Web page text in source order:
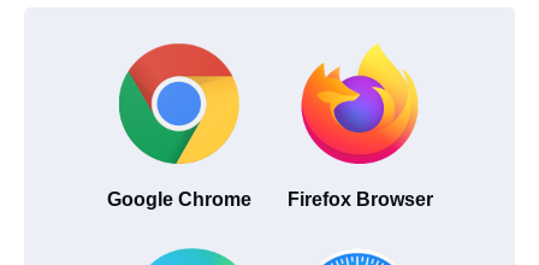
Google Chrome Firefox Browser